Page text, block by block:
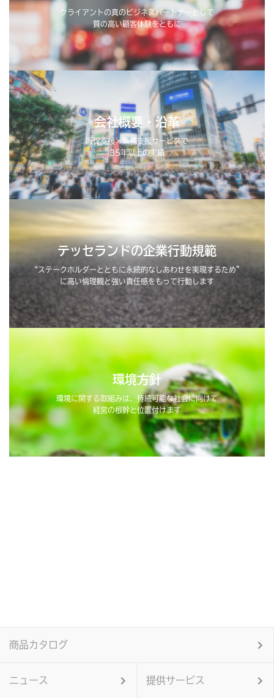
クライアントの真のビジネスパートナーとして
質の高い顧客体験をともに
会社概要・沿革
販促支援×業務支援サービスで
35年以上の実績
テッセランドの企業行動規範
“ステークホルダーとともに永続的なしあわせを実現するため”
に高い倫理観と強い責任感をもって行動します
環境方針
環境に関する取組みは、持続可能な社会に向けて
経営の根幹と位置付けます
商品カタログ
ニュース 提供サービス